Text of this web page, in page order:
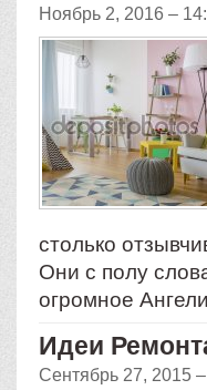
Ноябрь 2, 2016 –
столько
Они с полу
огромное
Идеи
Сентябрь 27, 2015